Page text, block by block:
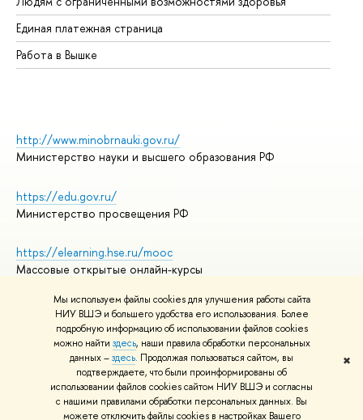
Мы используем файлы cookies для улучшения работы сайта
НИУ ВШЭ и большего удобства его использования. Более
подробную информацию об использовании файлов cookies
можно найти здесь, наши правила обработки персональных
данных –здесь. Продолжая пользоваться сайтом, вы
подтверждаете, что были проинформированы об
использовании файлов cookies сайтом НИУ ВШЭ и согласны
с нашими правилами обработки персональных данных. Вы
можете отключить файлы cookies в настройках Вашего
✖
Единая платежная страница
Работа в Вышке
http://www.minobrnauki.gov.ru/
Министерство науки и высшего образования РФ
https://edu.gov.ru/
Министерство просвещения РФ
https://elearning.hse.ru/mooc
Массовые открытые онлайн-курсы
© НИУ ВШЭ 1993–2026
Адреса и контакты
Условия использования материалов
Политика конфиденциальности
Правила применения рекомендательных технологий в НИУ ВШЭ
Карта сайта